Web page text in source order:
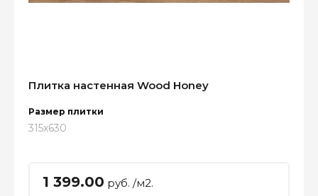
Плитка настенная Wood Honey
Размер плитки
315x630
1 399.00 руб. /м2.